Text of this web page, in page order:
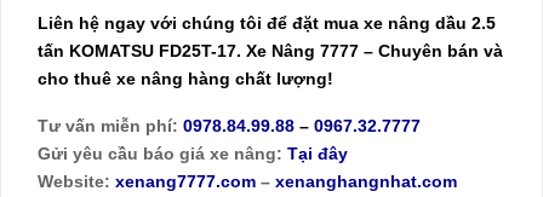
Liên hệ ngay với chúng tôi để đặt mua xe nâng dầu 2.5
tấn KOMATSU FD25T-17. Xe Nâng 7777 – Chuyên bán và
cho thuê xe nâng hàng chất lượng!
Tư vấn miễn phí: 0978.84.99.88 – 0967.32.7777
Gửi yêu cầu báo giá xe nâng: Tại đây
Website: xenang7777.com – xenanghangnhat.com